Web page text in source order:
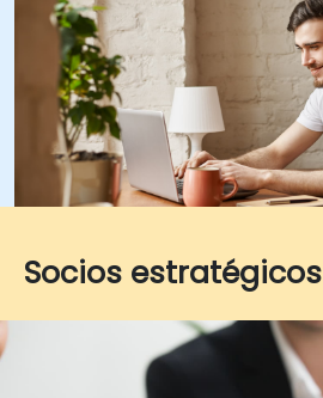
Socios estratégicos